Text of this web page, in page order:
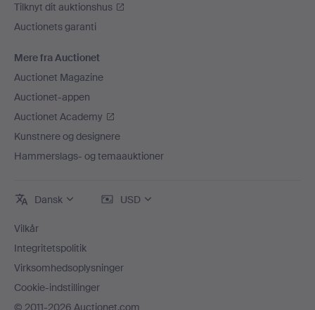
Tilknyt dit auktionshus
Auctionets garanti
Mere fra Auctionet
Auctionet Magazine
Auctionet-appen
Auctionet Academy
Kunstnere og designere
Hammerslags- og temaauktioner
Dansk USD
Vilkår
Integritetspolitik
Virksomhedsoplysninger
Cookie-indstillinger
© 2011-2026 Auctionet.com